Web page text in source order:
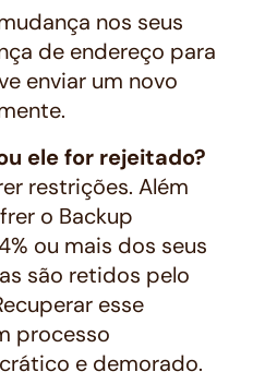
nos seus
de endereço para
enviar um novo
ele for rejeitado?
restrições. Além
o Backup
ou mais dos seus
são retidos pelo
esse
processo
e demorado.